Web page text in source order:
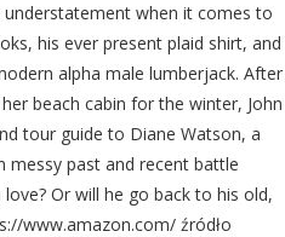
when it comes to
his ever present plaid shirt, and
alpha male lumberjack. After
beach cabin for the winter, John
tour guide to Diane Watson, a
past and recent battle
Or will he go back to his old,
www.amazon.com/ źródło